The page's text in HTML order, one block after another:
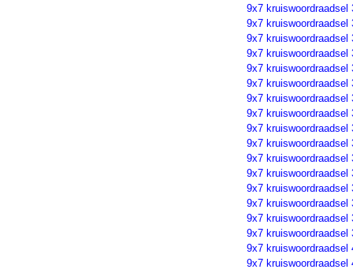
9x7 kruiswoordraadsel
9x7 kruiswoordraadsel
9x7 kruiswoordraadsel
9x7 kruiswoordraadsel
9x7 kruiswoordraadsel
9x7 kruiswoordraadsel
9x7 kruiswoordraadsel
9x7 kruiswoordraadsel
9x7 kruiswoordraadsel
9x7 kruiswoordraadsel
9x7 kruiswoordraadsel
9x7 kruiswoordraadsel
9x7 kruiswoordraadsel
9x7 kruiswoordraadsel
9x7 kruiswoordraadsel
9x7 kruiswoordraadsel
9x7 kruiswoordraadsel
9x7 kruiswoordraadsel